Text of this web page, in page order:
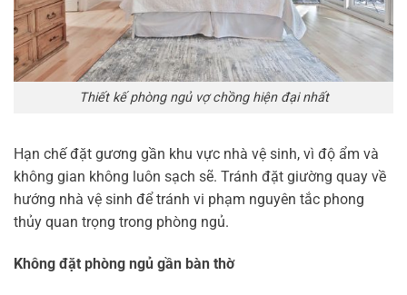
Thiết kế phòng ngủ vợ chồng hiện đại nhất
Hạn chế đặt gương gần khu vực nhà vệ sinh, vì độ ẩm và
không gian không luôn sạch sẽ. Tránh đặt giường quay về
hướng nhà vệ sinh để tránh vi phạm nguyên tắc phong
thủy quan trọng trong phòng ngủ.
Không đặt phòng ngủ gần bàn thờ